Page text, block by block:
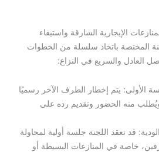
الإيجارية الشارقة واستيفاء
المختصة باتخاذ سلسلة من الخطوات
العادل والسريع في النزاع:
الأولى: يتم إخطار الطرف الآخر رسميًا
منه الحضور وتقديم رده على
قد تعقد اللجنة جلسة أولية لمحاولة
خاصة في المنازعات البسيطة أو